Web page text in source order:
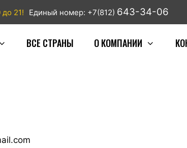
21! Единый номер: +7(812) 643-34-06
ВСЕ СТРАНЫ О КОМПАНИИ